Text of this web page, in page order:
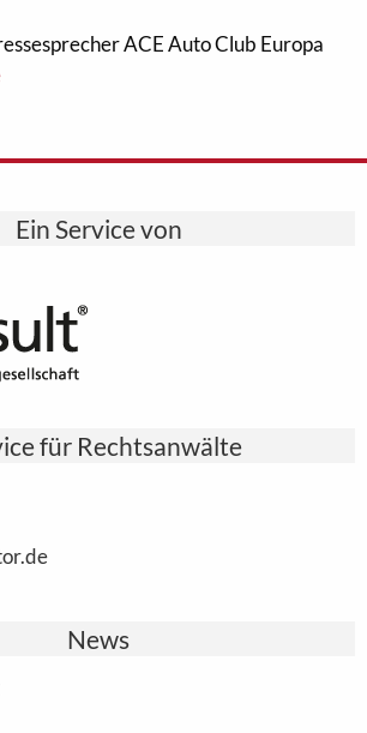
ACE Auto Club Europa
Ein Service von
für Rechtsanwälte
News